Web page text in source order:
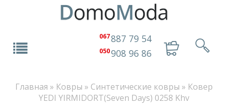
067887 79 54
050908 96 86
Главная » Ковры » Синтетические ковры » Ковер
YEDI YIRMIDORT(Seven Days) 0258 Khv